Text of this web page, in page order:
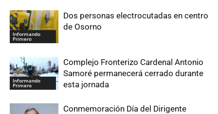
Informando
Primero
Dos personas electrocutadas en centro
de Osorno
Informando
Primero
Complejo Fronterizo Cardenal Antonio
Samoré permanecerá cerrado durante
esta jornada
Conmemoración Día del Dirigente